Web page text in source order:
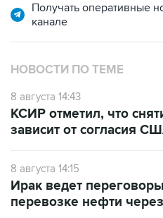
Получать оперативные
канале
НОВОСТИ ПО ТЕМЕ
8 августа 14:43
КСИР отметил, что
зависит от согласия
8 августа 14:15
Ирак ведет
перевозке нефти